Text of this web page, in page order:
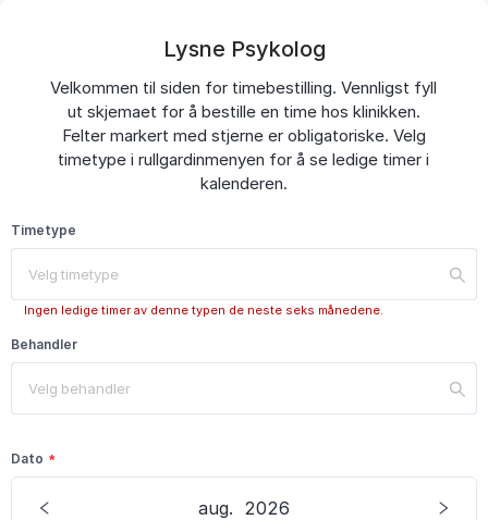
Lysne Psykolog
Velkommen til siden for timebestilling. Vennligst fyll
ut skjemaet for å bestille en time hos klinikken.
Felter markert med stjerne er obligatoriske. Velg
timetype i rullgardinmenyen for å se ledige timer i
kalenderen.
Timetype
Velg timetype
Ingen ledige timer av denne typen de neste seks månedene.
Behandler
Velg behandler
Dato
aug. 2026